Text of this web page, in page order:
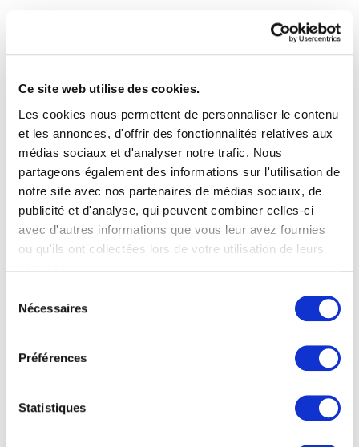
Ce site web utilise des cookies.
Les cookies nous permettent de personnaliser le contenu
et les annonces, d'offrir des fonctionnalités relatives aux
médias sociaux et d'analyser notre trafic. Nous
partageons également des informations sur l'utilisation de
notre site avec nos partenaires de médias sociaux, de
publicité et d'analyse, qui peuvent combiner celles-ci
avec d'autres informations que vous leur avez fournies
ou qu'ils ont collectées lors de votre utilisation de leurs
Nécessaires
Préférences
Statistiques
PLASMASCHNEIDEN ODER
BRENNSCHNEIDEN : FÜR WELCHES
VERFAHREN SOLLTE MAN SICH
ENTSCHEIDEN?
Innovation & Investition